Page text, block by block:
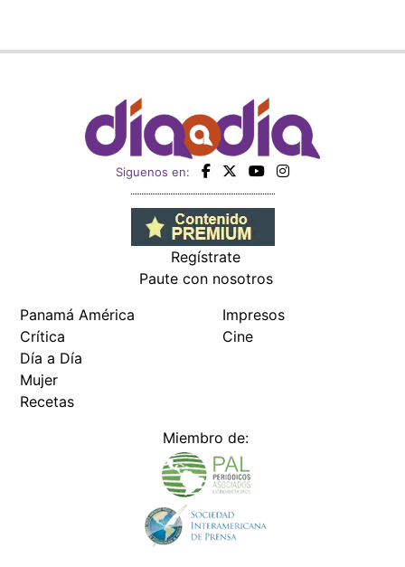
Siguenos en:
Regístrate
Paute con nosotros
Panamá América
Crítica
Día a Día
Mujer
Recetas
Impresos
Cine
Miembro de: